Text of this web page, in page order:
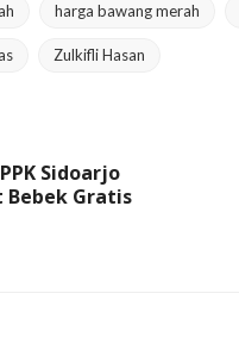
harga bawang merah
Zulkifli Hasan
Sidoarjo
Gratis